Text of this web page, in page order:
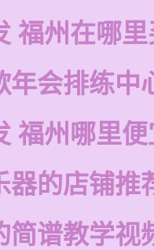
福州在哪
年会排练中
福州哪里
器的店铺推
简谱教学视